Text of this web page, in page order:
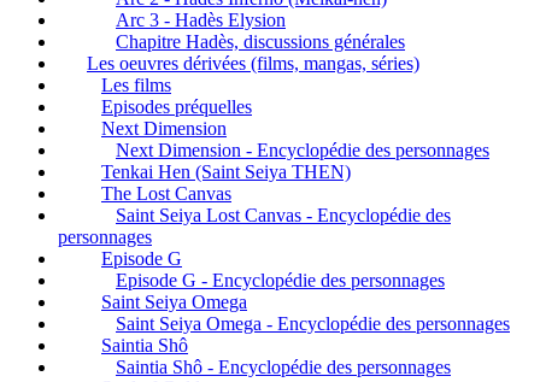
Arc 3 - Hadès Elysion
Chapitre Hadès, discussions générales
Les oeuvres dérivées (films, mangas, séries)
Les films
Episodes préquelles
Next Dimension
Next Dimension - Encyclopédie des personnages
Tenkai Hen (Saint Seiya THEN)
The Lost Canvas
Saint Seiya Lost Canvas - Encyclopédie des
personnages
Episode G
Episode G - Encyclopédie des personnages
Saint Seiya Omega
Saint Seiya Omega - Encyclopédie des personnages
Saintia Shô
Saintia Shô - Encyclopédie des personnages